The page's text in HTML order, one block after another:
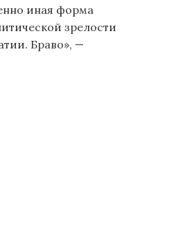
иная форма
зрелости
Браво», —